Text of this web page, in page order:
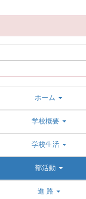
ホーム
学校概要
学校生活
部活動
進 路